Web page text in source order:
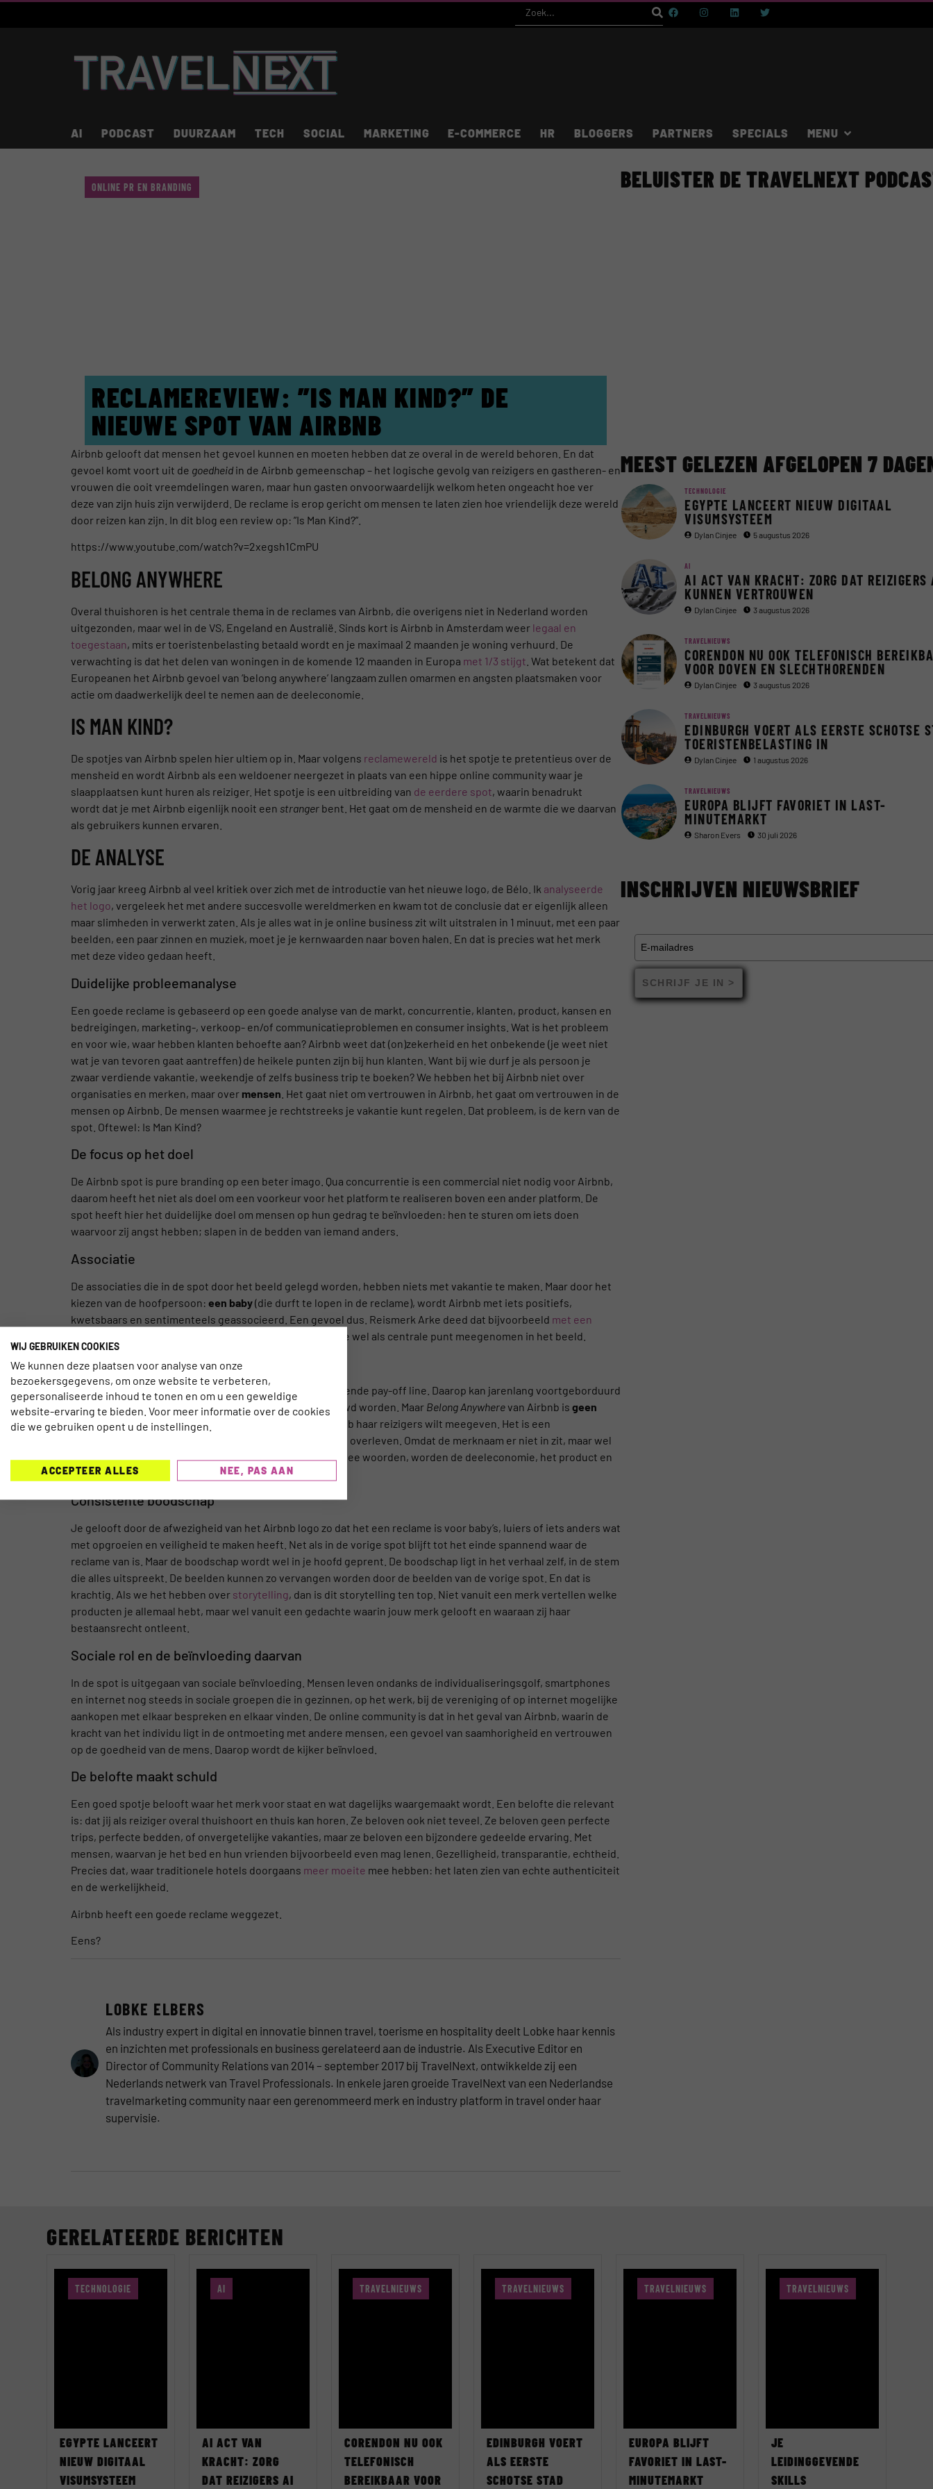
AI PODCAST DUURZAAM TECH SOCIAL MARKETING E-COMMERCE HR BLOGGERS PARTNERS SPECIALS
RECLAMEREVIEW: ”IS MAN KIND?” DE
NIEUWE SPOT VAN AIRBNB
ONLINE PR EN BRANDING
Airbnb gelooft dat mensen het gevoel kunnen en moeten hebben dat ze overal in de wereld behoren. En dat
gevoel komt voort uit de goedheid in de Airbnb gemeenschap – het logische gevolg van reizigers en gastheren- en
vrouwen die ooit vreemdelingen waren, maar hun gasten onvoorwaardelijk welkom heten ongeacht hoe ver
deze van zijn huis zijn verwijderd. De reclame is erop gericht om mensen te laten zien hoe vriendelijk deze wereld
door reizen kan zijn. In dit blog een review op: ”Is Man Kind?”.
https://www.youtube.com/watch?v=2xegsh1CmPU
BELONG ANYWHERE
Overal thuishoren is het centrale thema in de reclames van Airbnb, die overigens niet in Nederland worden
uitgezonden, maar wel in de VS, Engeland en Australië. Sinds kort is Airbnb in Amsterdam weer legaal en
toegestaan, mits er toeristenbelasting betaald wordt en je maximaal 2 maanden je woning verhuurd. De
verwachting is dat het delen van woningen in de komende 12 maanden in Europa met 1/3 stijgt . Wat betekent dat
Europeanen het Airbnb gevoel van ‘belong anywhere’ langzaam zullen omarmen en angsten plaatsmaken voor
actie om daadwerkelijk deel te nemen aan de deeleconomie.
IS MAN KIND?
De spotjes van Airbnb spelen hier ultiem op in. Maar volgens reclamewereld is het spotje te pretentieus over de
mensheid en wordt Airbnb als een weldoener neergezet in plaats van een hippe online community waar je
slaapplaatsen kunt huren als reiziger. Het spotje is een uitbreiding van de eerdere spot, waarin benadrukt
wordt dat je met Airbnb eigenlijk nooit een stranger bent. Het gaat om de mensheid en de warmte die we daarvan
als gebruikers kunnen ervaren.
DE ANALYSE
Vorig jaar kreeg Airbnb al veel kritiek over zich met de introductie van het nieuwe logo, de Bélo. Ik analyseerde
het logo, vergeleek het met andere succesvolle wereldmerken en kwam tot de conclusie dat er eigenlijk alleen
maar slimheden in verwerkt zaten. Als je alles wat in je online business zit wilt uitstralen in 1 minuut, met een paar
beelden, een paar zinnen en muziek, moet je je kernwaarden naar boven halen. En dat is precies wat het merk
met deze video gedaan heeft.
Duidelijke probleemanalyse
Een goede reclame is gebaseerd op een goede analyse van de markt, concurrentie, klanten, product, kansen en
bedreigingen, marketing-, verkoop- en/of communicatieproblemen en consumer insights. Wat is het probleem
en voor wie, waar hebben klanten behoefte aan? Airbnb weet dat (on)zekerheid en het onbekende (je weet niet
wat je van tevoren gaat aantreffen) de heikele punten zijn bij hun klanten. Want bij wie durf je als persoon je
zwaar verdiende vakantie, weekendje of zelfs business trip te boeken? We hebben het bij Airbnb niet over
organisaties en merken, maar over mensen . Het gaat niet om vertrouwen in Airbnb, het gaat om vertrouwen in de
mensen op Airbnb. De mensen waarmee je rechtstreeks je vakantie kunt regelen. Dat probleem, is de kern van de
spot. Oftewel: Is Man Kind?
De focus op het doel
De Airbnb spot is pure branding op een beter imago. Qua concurrentie is een commercial niet nodig voor Airbnb,
daarom heeft het niet als doel om een voorkeur voor het platform te realiseren boven een ander platform. De
spot heeft hier het duidelijke doel om mensen op hun gedrag te beïnvloeden: hen te sturen om iets doen
waarvoor zij angst hebben; slapen in de bedden van iemand anders.
Associatie
De associaties die in de spot door het beeld gelegd worden, hebben niets met vakantie te maken. Maar door het
kiezen van de hoofpersoon: een baby(die durft te lopen in de reclame), wordt Airbnb met iets positiefs,
kwetsbaars en sentimenteels geassocieerd. Een gevoel dus. Reismerk Arke deed dat bijvoorbeeld met een
, maar daar werd vakantie wel als centrale punt meegenomen in het beeld.
Slogan
Een goede commerciële boodschap heeft een alleszeggende pay-off line. Daarop kan jarenlang voortgeborduurd
worden en kan het qua concept zelfs helemaal uitgebouwd worden. Maar Belong Anywherevan Airbnb is geen
slogan. Het is het merk zelf. De belofte, de hoop die Airbnb haar reizigers wilt meegeven. Het is een
gedachtegoed en een wens. Toch zie ik in dat dit lang kan overleven. Omdat de merknaam er niet in zit, maar wel
de merkwaarde. En hoe simpeler hoe beter: in slechts twee woorden, worden de deeleconomie, het product en
de mogelijke drempels samengevat.
Consistente boodschap
Je gelooft door de afwezigheid van het Airbnb logo zo dat het een reclame is voor baby’s, luiers of iets anders wat
met opgroeien en veiligheid te maken heeft. Net als in de vorige spot blijft tot het einde spannend waar de
reclame van is. Maar de boodschap wordt wel in je hoofd geprent. De boodschap ligt in het verhaal zelf, in de stem
die alles uitspreekt. De beelden kunnen zo vervangen worden door de beelden van de vorige spot. En dat is
krachtig. Als we het hebben over storytelling, dan is dit storytelling ten top. Niet vanuit een merk vertellen welke
producten je allemaal hebt, maar wel vanuit een gedachte waarin jouw merk gelooft en waaraan zij haar
bestaansrecht ontleent.
Sociale rol en de beïnvloeding daarvan
In de spot is uitgegaan van sociale beïnvloeding. Mensen leven ondanks de individualiseringsgolf, smartphones
en internet nog steeds in sociale groepen die in gezinnen, op het werk, bij de vereniging of op internet mogelijke
aankopen met elkaar bespreken en elkaar vinden. De online community is dat in het geval van Airbnb, waarin de
kracht van het individu ligt in de ontmoeting met andere mensen, een gevoel van saamhorigheid en vertrouwen
op de goedheid van de mens. Daarop wordt de kijker beïnvloed.
De belofte maakt schuld
Een goed spotje belooft waar het merk voor staat en wat dagelijks waargemaakt wordt. Een belofte die relevant
is: dat jij als reiziger overal thuishoort en thuis kan horen. Ze beloven ook niet teveel. Ze beloven geen perfecte
trips, perfecte bedden, of onvergetelijke vakanties, maar ze beloven een bijzondere gedeelde ervaring. Met
mensen, waarvan je het bed en hun vrienden bijvoorbeeld even mag lenen. Gezelligheid, transparantie, echtheid.
Precies dat, waar traditionele hotels doorgaans meer moeite mee hebben: het laten zien van echte authenticiteit
en de werkelijkheid.
Airbnb heeft een goede reclame weggezet.
Eens?
LOBKE ELBERS
Als industry expert in digital en innovatie binnen travel, toerisme en hospitality deelt Lobke haar kennis
en inzichten met professionals en business gerelateerd aan de industrie. Als Executive Editor en
Director of Community Relations van 2014 – september 2017 bij TravelNext, ontwikkelde zij een
Nederlands netwerk van Travel Professionals. In enkele jaren groeide TravelNext van een Nederlandse
travelmarketing community naar een gerenommeerd merk en industry platform in travel onder haar
supervisie.
BELUISTER DE TRAVELNEXT
MEEST GELEZEN AFGELOPEN 7
TECHNOLOGIE
EGYPTE LANCEERT NIEUW DIGITAAL
VISUMSYSTEEM
Dylan Cinjee 5 augustus 2026
AI
AI ACT VAN KRACHT: ZORG DAT REIZIGERS
KUNNEN VERTROUWEN
Dylan Cinjee 3 augustus 2026
TRAVELNIEUWS
CORENDON NU OOK TELEFONISCH
VOOR DOVEN EN SLECHTHORENDEN
Dylan Cinjee 3 augustus 2026
TRAVELNIEUWS
EDINBURGH VOERT ALS EERSTE SCHOTSE
TOERISTENBELASTING IN
Dylan Cinjee 1 augustus 2026
TRAVELNIEUWS
EUROPA BLIJFT FAVORIET IN LAST-
MINUTEMARKT
Sharon Evers 30 juli 2026
INSCHRIJVEN NIEUWSBRIEF
SCHRIJF JE IN >
GERELATEERDE BERICHTEN
TECHNOLOGIE
EGYPTE LANCEERT
NIEUW DIGITAAL
VISUMSYSTEEM
AI
AI ACT VAN
KRACHT: ZORG
DAT REIZIGERS AI
TRAVELNIEUWS
CORENDON NU OOK
TELEFONISCH
BEREIKBAAR VOOR
TRAVELNIEUWS
EDINBURGH VOERT
ALS EERSTE
SCHOTSE STAD
TRAVELNIEUWS
EUROPA BLIJFT
FAVORIET IN LAST-
MINUTEMARKT
TRAVELNIEUWS
JE
LEIDINGGEVENDE
SKILLS
WIJ GEBRUIKEN COOKIES
We kunnen deze plaatsen voor analyse van onze
bezoekersgegevens, om onze website te verbeteren,
gepersonaliseerde inhoud te tonen en om u een geweldige
website-ervaring te bieden. Voor meer informatie over de cookies
die we gebruiken opent u de instellingen.
ACCEPTEER ALLES NEE, PAS AAN